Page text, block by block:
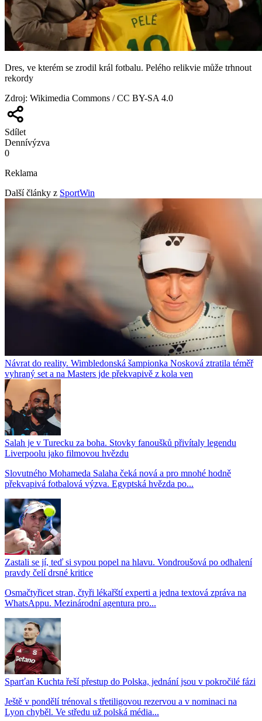
Dres, ve kterém se zrodil král fotbalu. Pelého relikvie může trhnout
rekordy
Zdroj: Wikimedia Commons / CC BY-SA 4.0
Sdílet
Dennívýzva
0
Reklama
Další články z SportWin
Návrat do reality. Wimbledonská šampionka Nosková ztratila téměř
vyhraný set a na Masters jde překvapivě z kola ven
Salah je v Turecku za boha. Stovky fanoušků přivítaly legendu
Liverpoolu jako filmovou hvězdu
Slovutného Mohameda Salaha čeká nová a pro mnohé hodně
překvapivá fotbalová výzva. Egyptská hvězda po...
Zastali se jí, teď si sypou popel na hlavu. Vondroušová po odhalení
pravdy čelí drsné kritice
Osmačtyřicet stran, čtyři lékařští experti a jedna textová zpráva na
WhatsAppu. Mezinárodní agentura pro...
Sparťan Kuchta řeší přestup do Polska, jednání jsou v pokročilé fázi
Ještě v pondělí trénoval s třetiligovou rezervou a v nominaci na
Lyon chyběl. Ve středu už polská média...